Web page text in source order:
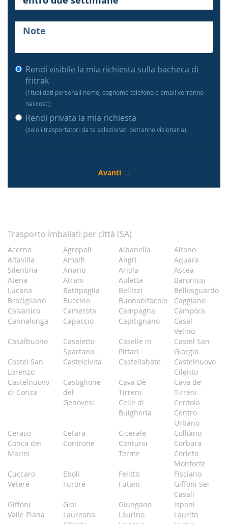
Rendi visibile la mia richiesta sulla bacheca di
fritrak
(i tuoi dati personali nome, cognome telefono e email verranno
nascosti)
Rendi privata la mia richiesta
(solo i trasportatori da te selezionati potranno visionarla)
Trasporto imballati per città (SA)
Acerno Agropoli Albanella
Alfano
Altavilla
Silentina
Amalfi Angri
Aquara
Ariano
Ariola
Ascea
Atena
Lucana
Atrani Auletta
Baronissi
Battipaglia
Bellizzi
Bellosguardo
Bracigliano
Buccino Buonabitacolo
Caggiano
Calvanico
Camerota Campagna
Campora
Cannalonga
Capaccio Capitignano
Casal
Velino
Casalbuono
Casaletto
Spartano
Caselle in
Pittari
Castel San
Giorgio
Castel San
Lorenzo
Castelcivita Castellabate
Castelnuovo
Cilento
Castelnuovo
di Conza
Castiglione
del
Genovesi
Cava Dè
Tirreni
Cava de'
Tirreni
Celle di
Bulgheria
Centola
Centro
Urbano
Ceraso
Cetara Cicerale
Colliano
Conca dei
Marini
Controne
Contursi
Terme
Corbara
Corleto
Monforte
Cuccaro
Vetere
Eboli Felitto
Fisciano
Furore
Futani
Giffoni Sei
Casali
Giffoni
Valle Piana
Gioi Giungano
Ispani
Laureana
Laurino
Laurito